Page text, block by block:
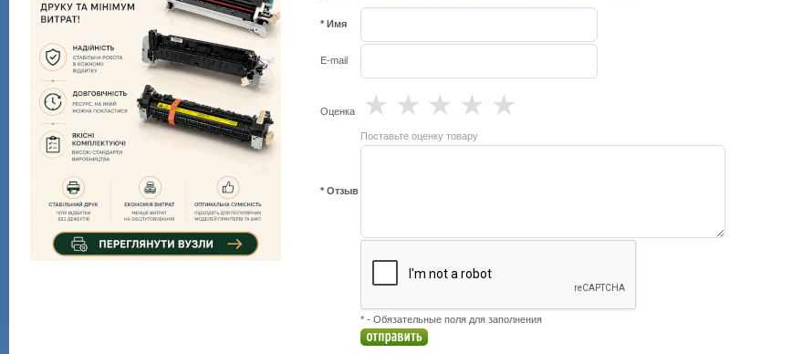
* Имя
E-mail
Оценка ★
★
★
★
★
Поставьте оценку товару
* Отзыв
* - Обязательные поля для заполнения